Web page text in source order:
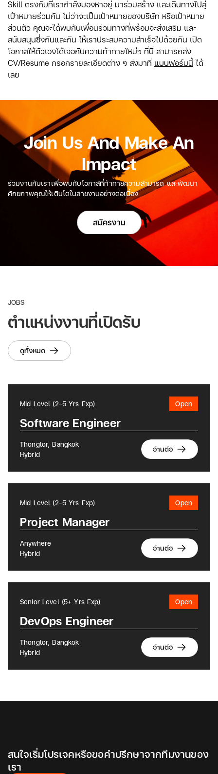
Skill ตรงกับที่เรากำลังมองหาอยู่ มาร่วมสร้าง และเดินทางไปสู่
เป้าหมายร่วมกัน ไม่ว่าจะเป็นเป้าหมายของบริษัท หรือเป้าหมาย
ส่วนตัว คุณจะได้พบกับเพื่อนร่วมทางที่พร้อมจะส่งเสริม และ
สนับสนุนซึ่งกันและกัน ให้เราประสบความสำเร็จไปด้วยกัน เปิด
โอกาสให้ตัวเองได้เจอกับความท้าทายใหม่ๆ ที่นี่ สามารถส่ง
CV/Resume กรอกรายละเอียดต่าง ๆ ส่งมาที่ แบบฟอร์มนี้ได้
เลย
Join Us And Make An
Impact
ร่วมงานกับเราเพื่อพบกับโอกาสที่ท้าทายความสามารถ และพัฒนา
ศักยภาพคุณให้เติบโตในสายงานอย่างต่อเนื่อง
สมัครงาน
JOBS
ตำแหน่งงานที่เปิดรับ
ดูทั้งหมด
Mid Level (2-5 Yrs Exp) Open
Software Engineer
Thonglor, Bangkok
Hybrid
อ่านต่อ
Mid Level (2-5 Yrs Exp) Open
Project Manager
Anywhere
Hybrid
อ่านต่อ
Senior Level (5+ Yrs Exp) Open
DevOps Engineer
Thonglor, Bangkok
Hybrid
อ่านต่อ
สนใจเริ่มโปรเจคหรือขอคำปรึกษาจากทีมงานของ
เรา